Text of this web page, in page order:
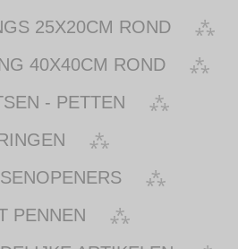
25X20CM ROND
40X40CM ROND
- PETTEN
PENNEN